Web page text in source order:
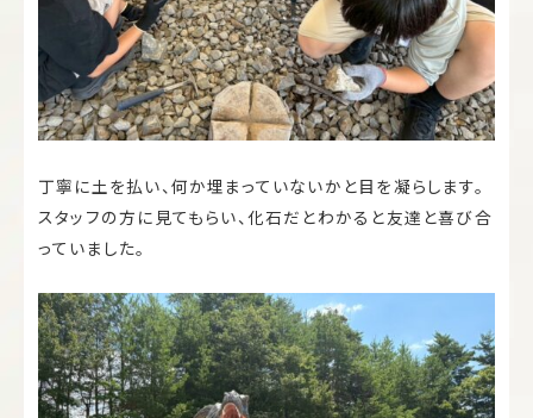
丁寧に土を払い、何か埋まっていないかと目を凝らします。
スタッフの方に見てもらい、化石だとわかると友達と喜び合
っていました。